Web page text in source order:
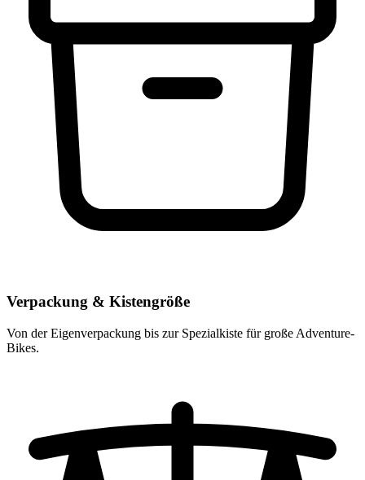
Verpackung & Kistengröße
Von der Eigenverpackung bis zur Spezialkiste für große Adventure-
Bikes.